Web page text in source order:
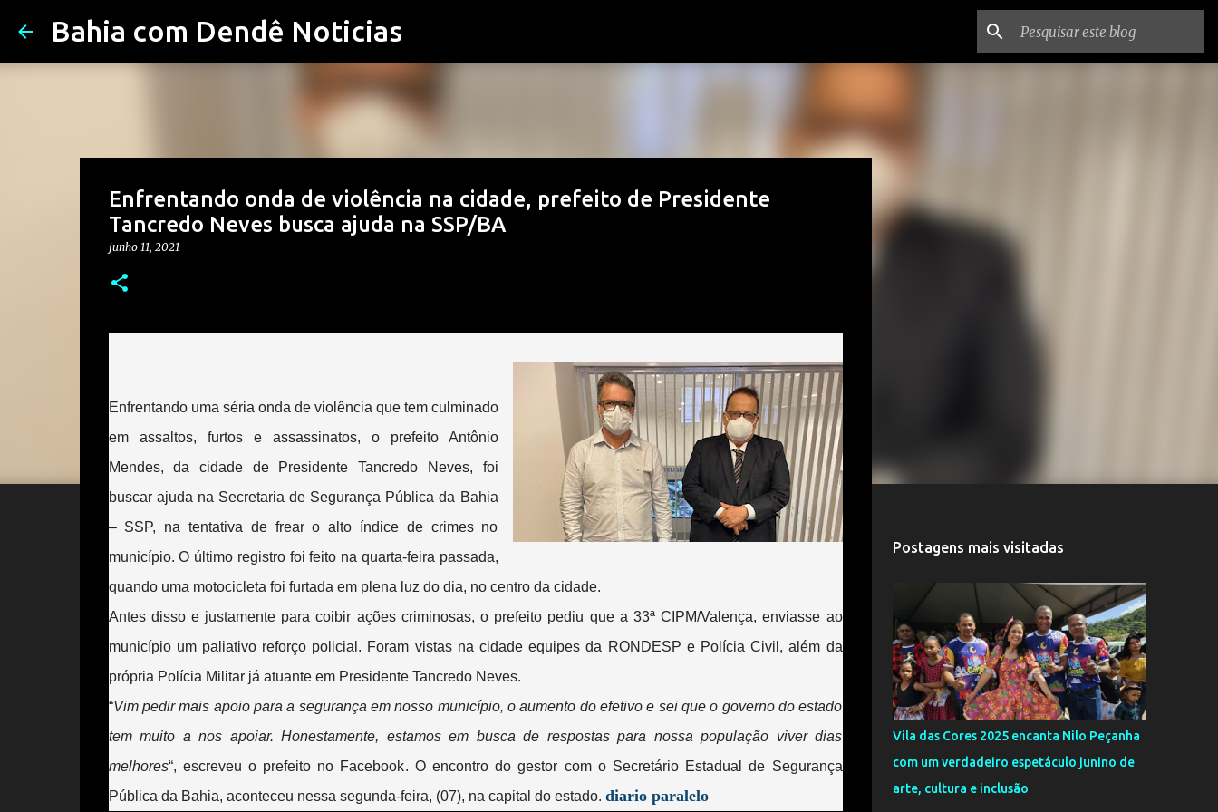
Bahia com Dendê Noticias
Enfrentando onda de violência na cidade, prefeito de Presidente
Tancredo Neves busca ajuda na SSP/BA
junho 11, 2021
Enfrentando uma séria onda de violência que tem culminado
em assaltos, furtos e assassinatos, o prefeito Antônio
Mendes, da cidade de Presidente Tancredo Neves, foi
buscar ajuda na Secretaria de Segurança Pública da Bahia
– SSP, na tentativa de frear o alto índice de crimes no
município. O último registro foi feito na quarta-feira passada,
quando uma motocicleta foi furtada em plena luz do dia, no centro da cidade.
Antes disso e justamente para coibir ações criminosas, o prefeito pediu que a 33ª CIPM/Valença, enviasse ao
município um paliativo reforço policial. Foram vistas na cidade equipes da RONDESP e Polícia Civil, além da
própria Polícia Militar já atuante em Presidente Tancredo Neves.
“Vim pedir mais apoio para a segurança em nosso município, o aumento do efetivo e sei que o governo do estado
tem muito a nos apoiar. Honestamente, estamos em busca de respostas para nossa população viver dias
melhores“, escreveu o prefeito no Facebook. O encontro do gestor com o Secretário Estadual de Segurança
Pública da Bahia, aconteceu nessa segunda-feira, (07), na capital do estado. diario paralelo
Postagens mais visitadas
Vila das Cores 2025 encanta Nilo Peçanha
com um verdadeiro espetáculo junino de
arte, cultura e inclusão